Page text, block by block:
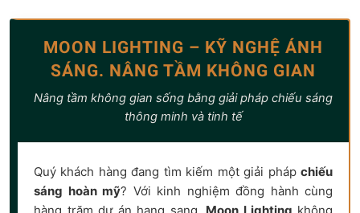
MOON LIGHTING – KỸ NGHỆ ÁNH
SÁNG. NÂNG TẦM KHÔNG GIAN
Nâng tầm không gian sống bằng giải pháp chiếu sáng
thông minh và tinh tế
Quý khách hàng đang tìm kiếm một giải pháp chiếu
sáng hoàn mỹ? Với kinh nghiệm đồng hành cùng